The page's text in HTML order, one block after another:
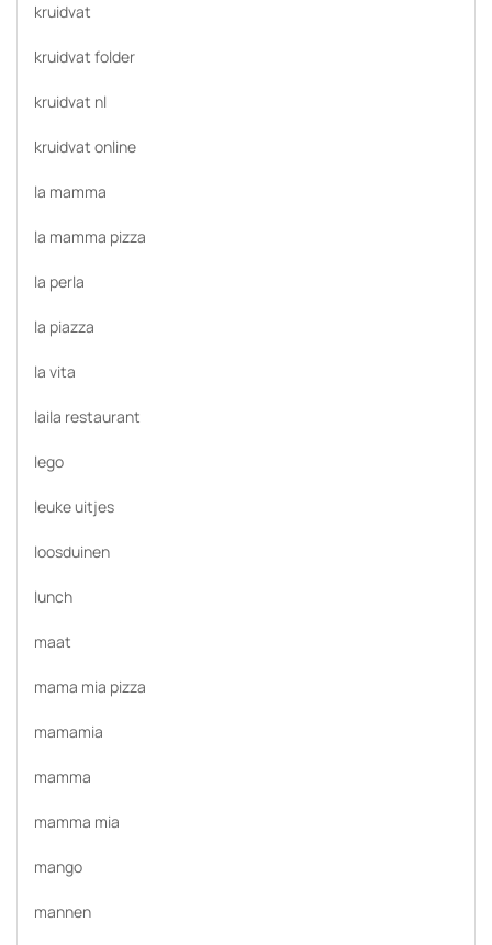
kruidvat
kruidvat folder
kruidvat nl
kruidvat online
la mamma
la mamma pizza
la perla
la piazza
la vita
laila restaurant
lego
leuke uitjes
loosduinen
lunch
maat
mama mia pizza
mamamia
mamma
mamma mia
mango
mannen